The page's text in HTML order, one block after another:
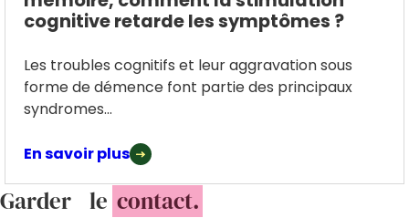
cognitive retarde les symptômes ?
Les troubles cognitifs et leur aggravation sous
forme de démence font partie des principaux
syndromes...
En savoir plus
Garder le contact.